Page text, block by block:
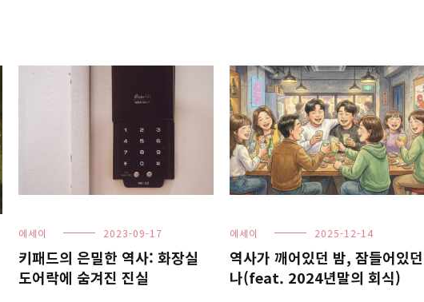
에세이 2023-09-17
키패드의 은밀한 역사: 화장실
도어락에 숨겨진 진실
에세이 2025-12-14
역사가 깨어있던 밤, 잠들어있던
나(feat. 2024년말의 회식)